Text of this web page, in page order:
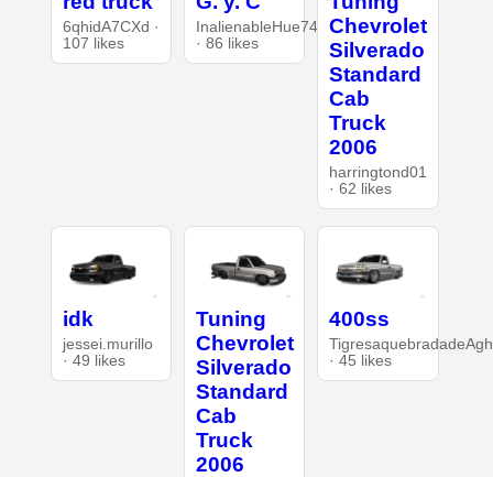
6qhidA7CXd ·
107 likes
InalienableHue74
· 86 likes
Chevrolet
Silverado
Standard
Cab
Truck
2006
harringtond01
· 62 likes
idk
jessei.murillo
· 49 likes
Tuning
Chevrolet
Silverado
Standard
Cab
Truck
2006
400ss
· 45 likes